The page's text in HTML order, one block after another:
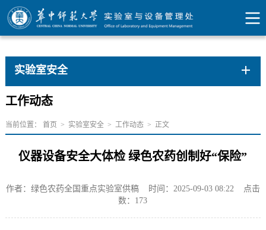
实验室安全
工作动态
当前位置： 首页 > 实验室安全 > 工作动态 > 正文
仪器设备安全大体检 绿色农药创制好“保险”
作者：绿色农药全国重点实验室供稿 时间：2025-09-03 08:22
点击
数： 173